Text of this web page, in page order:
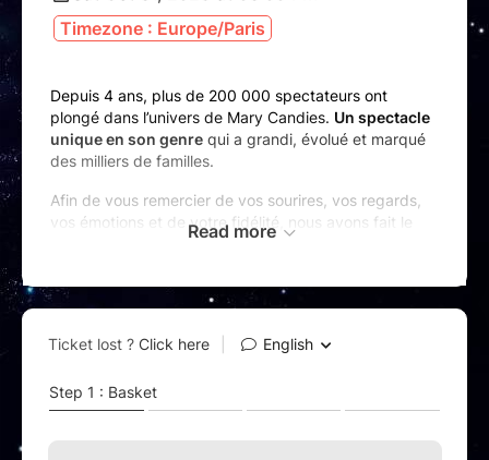
Timezone : Europe/Paris
Depuis 4 ans, plus de 200 000 spectateurs ont
plongé dans l’univers de Mary Candies. Un spectacle
unique en son genre qui a grandi, évolué et marqué
des milliers de familles.
Afin de vous remercier de vos sourires, vos regards,
vos émotions et de votre fidélité, nous avons fait le
réinventer entièrement ce spectacle
proposer une expérience bien au-delà de vos
espérances.
(Re)découvrez l’histoire de Mary Candies dans un
jamais vu : nouveaux décors et personnages,
costumes étincelants et une toute nouvelle mise en
Read more